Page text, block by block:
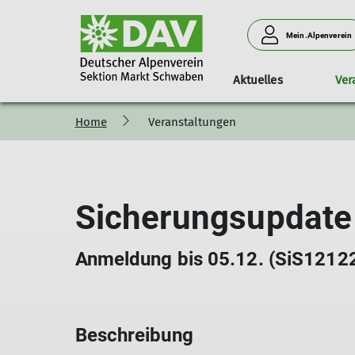
Mein.Alpenverein
Aktuelles
Vorträge
Programm Touren
Anlage & Klettern am Turm
Familiengruppe
Mitglied werden
Unser Verein Unser Team
Home Veranstaltungen
Anmeldung bis 05.12.
Beschreibung